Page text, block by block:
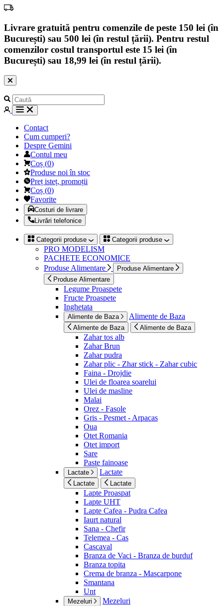
Livrare gratuită pentru comenzile de peste 150 lei (în
București) sau 500 lei (în restul țării). Pentru restul
comenzilor costul transportul este 15 lei (în
București) sau 18,99 lei (în restul țării).
Contact
Cum cumperi?
Despre Gemini
Contul meu
Coș (0)
Produse noi în stoc
Preț isteț, promoții
Coș (0)
Favorite
Costuri de livrare
Livrări telefonice
Categorii produse Categorii produse
PRO MODELISM
PACHETE ECONOMICE
Produse Alimentare
Produse Alimentare
Produse Alimentare
Legume Proaspete
Fructe Proaspete
Inghetata
Alimente de Baza Alimente de Baza
Alimente de Baza Alimente de Baza
Zahar tos alb
Zahar Brun
Zahar pudra
Zahar plic - Zhar stick - Zahar cubic
Faina - Drojdie
Ulei de floarea soarelui
Ulei de masline
Malai
Orez - Fasole
Gris - Pesmet - Arpacas
Oua
Otet Romania
Otet import
Sare
Paste fainoase
Lactate Lactate
Lactate Lactate
Lapte Proaspat
Lapte UHT
Lapte Cafea - Pudra Cafea
Iaurt natural
Sana - Chefir
Telemea - Cas
Cascaval
Branza de Vaci - Branza de burduf
Branza topita
Crema de branza - Mascarpone
Smantana
Unt
Mezeluri Mezeluri